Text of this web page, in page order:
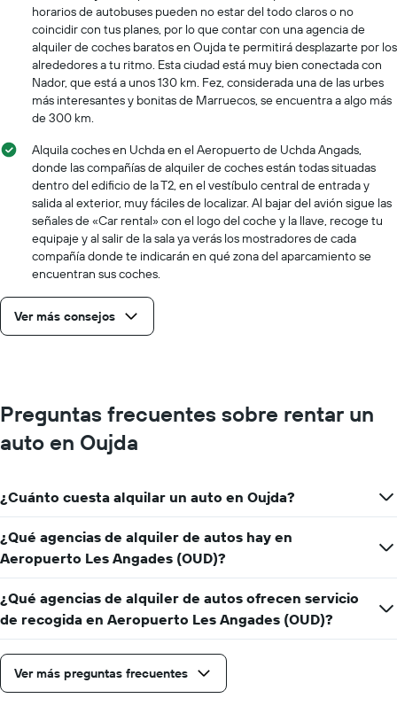
horarios de autobuses pueden no estar del todo claros o no
coincidir con tus planes, por lo que contar con una agencia de
alquiler de coches baratos en Oujda te permitirá desplazarte por los
alrededores a tu ritmo. Esta ciudad está muy bien conectada con
Nador, que está a unos 130 km. Fez, considerada una de las urbes
más interesantes y bonitas de Marruecos, se encuentra a algo más
de 300 km.
Alquila coches en Uchda en el Aeropuerto de Uchda Angads,
donde las compañías de alquiler de coches están todas situadas
dentro del edificio de la T2, en el vestíbulo central de entrada y
salida al exterior, muy fáciles de localizar. Al bajar del avión sigue las
señales de «Car rental» con el logo del coche y la llave, recoge tu
equipaje y al salir de la sala ya verás los mostradores de cada
compañía donde te indicarán en qué zona del aparcamiento se
encuentran sus coches.
Ver más consejos
Preguntas frecuentes sobre rentar un
auto en Oujda
¿Cuánto cuesta alquilar un auto en Oujda?
¿Qué agencias de alquiler de autos hay en
Aeropuerto Les Angades (OUD)?
¿Qué agencias de alquiler de autos ofrecen servicio
de recogida en Aeropuerto Les Angades (OUD)?
Ver más preguntas frecuentes